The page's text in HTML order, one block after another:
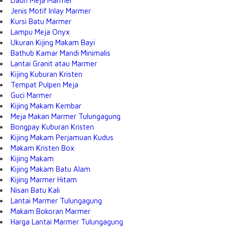
Jenis Motif Inlay Marmer
Kursi Batu Marmer
Lampu Meja Onyx
Ukuran Kijing Makam Bayi
Bathub Kamar Mandi Minimalis
Lantai Granit atau Marmer
Kijing Kuburan Kristen
Tempat Pulpen Meja
Guci Marmer
Kijing Makam Kembar
Meja Makan Marmer Tulungagung
Bongpay Kuburan Kristen
Kijing Makam Perjamuan Kudus
Makam Kristen Box
Kijing Makam
Kijing Makam Batu Alam
Kijing Marmer Hitam
Nisan Batu Kali
Lantai Marmer Tulungagung
Makam Bokoran Marmer
Harga Lantai Marmer Tulungagung